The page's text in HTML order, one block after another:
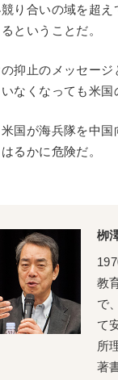
り合いの域を超
ということだ。
抑止のメッセー
なくなっても米国
国が海兵隊を中
るかに危険だ。
栁
教
で
て
所
著